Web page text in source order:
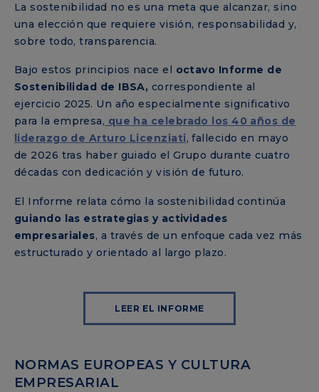
La sostenibilidad no es una meta que alcanzar, sino
una elección que requiere visión, responsabilidad y,
sobre todo, transparencia.
Bajo estos principios nace el
octavo Informe de
Sostenibilidad de IBSA, correspondiente al
ejercicio 2025. Un año especialmente significativo
para la empresa, que ha celebrado los 40 años de
liderazgo de Arturo Licenziati, fallecido en mayo
de 2026 tras haber guiado el Grupo durante cuatro
décadas con dedicación y visión de futuro.
El Informe relata cómo la sostenibilidad continúa
guiando las estrategias y actividades
empresariales, a través de un enfoque cada vez más
estructurado y orientado al largo plazo.
LEER EL INFORME
NORMAS EUROPEAS Y CULTURA
EMPRESARIAL